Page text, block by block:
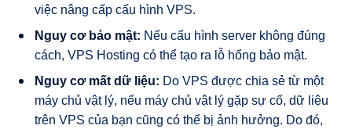
việc nâng cấp cấu hình VPS.
Nguy cơ bảo mật: Nếu cấu hình server không đúng
cách, VPS Hosting có thể tạo ra lỗ hổng bảo mật.
Nguy cơ mất dữ liệu: Do VPS được chia sẻ từ một
máy chủ vật lý, nếu máy chủ vật lý gặp sự cố, dữ liệu
trên VPS của bạn cũng có thể bị ảnh hưởng. Do đó,